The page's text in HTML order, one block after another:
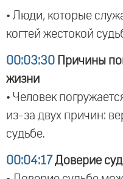
• Люди, которые
когтей жестокой
00:03:30 Причины
жизни
• Человек
из-за двух причин:
судьбе.
00:04:17 Доверие